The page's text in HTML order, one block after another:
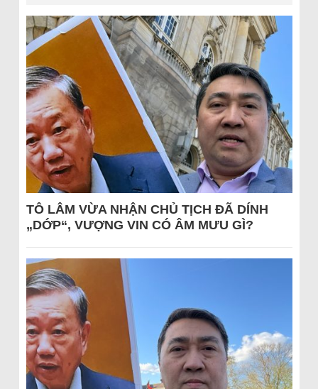
TÔ LÂM VỪA NHẬN CHỦ TỊCH ĐÃ DÍNH
„DỚP“, VƯỢNG VIN CÓ ÂM MƯU GÌ?